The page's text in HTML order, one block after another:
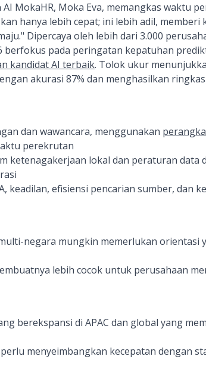
MokaHR, Moka Eva, memangkas waktu
hanya lebih cepat; ini lebih adil, memberi
Dipercaya oleh lebih dari 3.000
berfokus pada peringatan kepatuhan
kandidat AI terbaik. Tolok ukur
akurasi 87% dan menghasilkan
dan wawancara, menggunakan
perekrutan
ketenagakerjaan lokal dan peraturan data
keadilan, efisiensi pencarian sumber, dan
negara mungkin memerlukan orientasi
lebih cocok untuk perusahaan
berekspansi di APAC dan global yang
menyeimbangkan kecepatan dengan